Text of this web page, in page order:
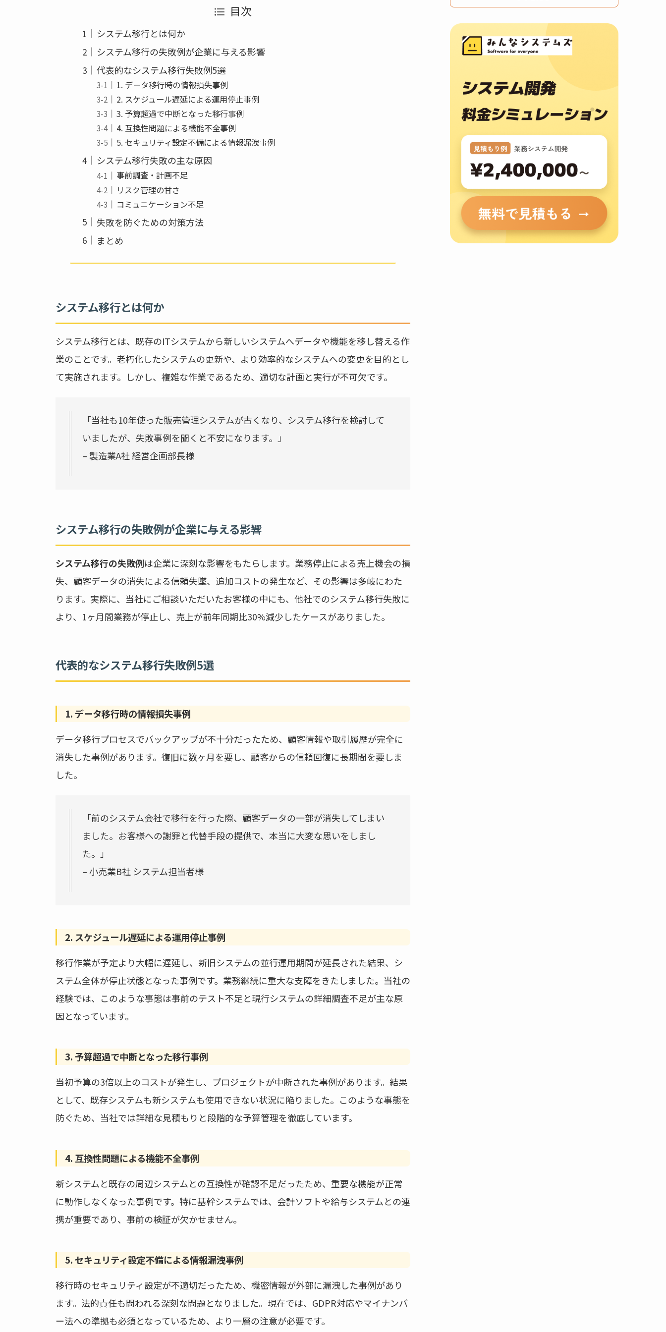
o
目次
システム移行とは何か
システム移行の失敗例が企業に与える影響
代表的なシステム移行失敗例5選
1. データ移行時の情報損失事例
2. スケジュール遅延による運用停止事例
3. 予算超過で中断となった移行事例
4. 互換性問題による機能不全事例
5. セキュリティ設定不備による情報漏洩事例
システム移行失敗の主な原因
事前調査・計画不足
リスク管理の甘さ
コミュニケーション不足
失敗を防ぐための対策方法
まとめ
システム移行とは何か
システム移行とは、既存のITシステムから新しいシステムへデータや機能を移し替える作
業のことです。老朽化したシステムの更新や、より効率的なシステムへの変更を目的とし
て実施されます。しかし、複雑な作業であるため、適切な計画と実行が不可欠です。
「当社も10年使った販売管理システムが古くなり、システム移行を検討して
いましたが、失敗事例を聞くと不安になります。」
– 製造業A社 経営企画部長様
システム移行の失敗例が企業に与える影響
システム移行の失敗例は企業に深刻な影響をもたらします。業務停止による売上機会の損
失、顧客データの消失による信頼失墜、追加コストの発生など、その影響は多岐にわた
ります。実際に、当社にご相談いただいたお客様の中にも、他社でのシステム移行失敗に
より、1ヶ月間業務が停止し、売上が前年同期比30%減少したケースがありました。
代表的なシステム移行失敗例5選
1. データ移行時の情報損失事例
データ移行プロセスでバックアップが不十分だったため、顧客情報や取引履歴が完全に
消失した事例があります。復旧に数ヶ月を要し、顧客からの信頼回復に長期間を要しま
した。
「前のシステム会社で移行を行った際、顧客データの一部が消失してしまい
ました。お客様への謝罪と代替手段の提供で、本当に大変な思いをしまし
た。」
– 小売業B社 システム担当者様
2. スケジュール遅延による運用停止事例
移行作業が予定より大幅に遅延し、新旧システムの並行運用期間が延長された結果、シ
ステム全体が停止状態となった事例です。業務継続に重大な支障をきたしました。当社の
経験では、このような事態は事前のテスト不足と現行システムの詳細調査不足が主な原
因となっています。
3. 予算超過で中断となった移行事例
当初予算の3倍以上のコストが発生し、プロジェクトが中断された事例があります。結果
として、既存システムも新システムも使用できない状況に陥りました。このような事態を
防ぐため、当社では詳細な見積もりと段階的な予算管理を徹底しています。
4. 互換性問題による機能不全事例
新システムと既存の周辺システムとの互換性が確認不足だったため、重要な機能が正常
に動作しなくなった事例です。特に基幹システムでは、会計ソフトや給与システムとの連
携が重要であり、事前の検証が欠かせません。
5. セキュリティ設定不備による情報漏洩事例
移行時のセキュリティ設定が不適切だったため、機密情報が外部に漏洩した事例があり
ます。法的責任も問われる深刻な問題となりました。現在では、GDPR対応やマイナンバ
ー法への準拠も必須となっているため、より一層の注意が必要です。